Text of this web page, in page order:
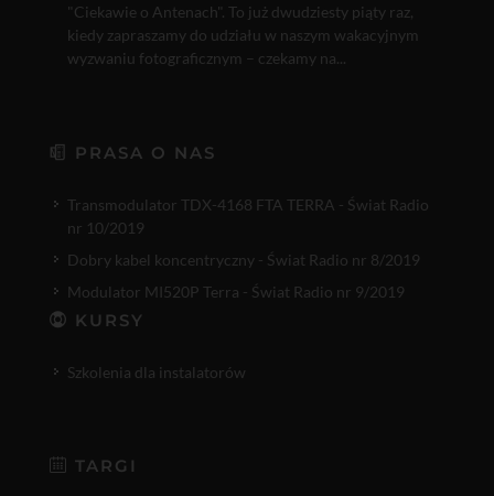
"Ciekawie o Antenach". To już dwudziesty piąty raz,
kiedy zapraszamy do udziału w naszym wakacyjnym
wyzwaniu fotograficznym – czekamy na...
PRASA O NAS
Transmodulator TDX-4168 FTA TERRA - Świat Radio
nr 10/2019
Dobry kabel koncentryczny - Świat Radio nr 8/2019
Modulator MI520P Terra - Świat Radio nr 9/2019
KURSY
Szkolenia dla instalatorów
TARGI